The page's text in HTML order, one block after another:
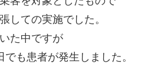
しての実施でした。
た中ですが
も患者が発生しました。